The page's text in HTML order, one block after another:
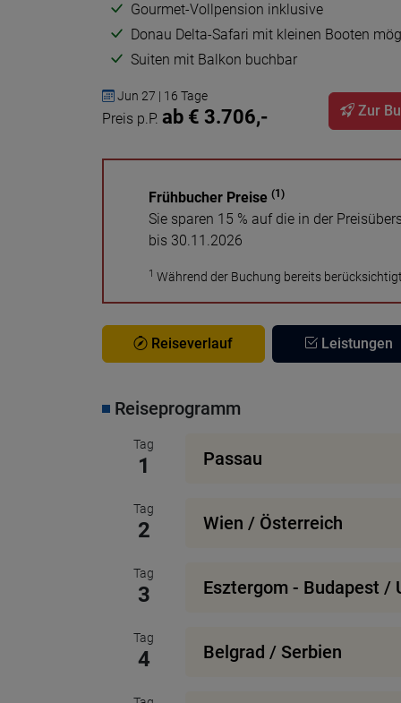
Gourmet-Vollpension inklusive
Donau Delta-Safari mit kleinen Booten
Suiten mit Balkon buchbar
Jun 27 | 16 Tage
Preis p.P. ab € 3.706,- Zur
Frühbucher Preise (1)
Sie sparen 15 % auf die in der
bis 30.11.2026
1 Während der Buchung bereits berücksichtigt.
Reiseverlauf Leistungen
Reiseprogramm
Tag
1 Passau
Tag
2 Wien / Österreich
Tag
3 Esztergom - Budapest /
Tag
4 Belgrad / Serbien